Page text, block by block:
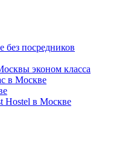
без посредников
эконом класса
в Москве
Hostel в Москве